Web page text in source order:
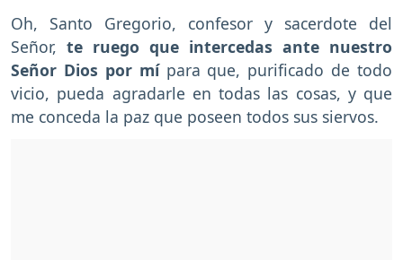
Oh, Santo Gregorio, confesor y sacerdote del
Señor, te ruego que intercedas ante nuestro
Señor Dios por mí para que, purificado de todo
vicio, pueda agradarle en todas las cosas, y que
me conceda la paz que poseen todos sus siervos.